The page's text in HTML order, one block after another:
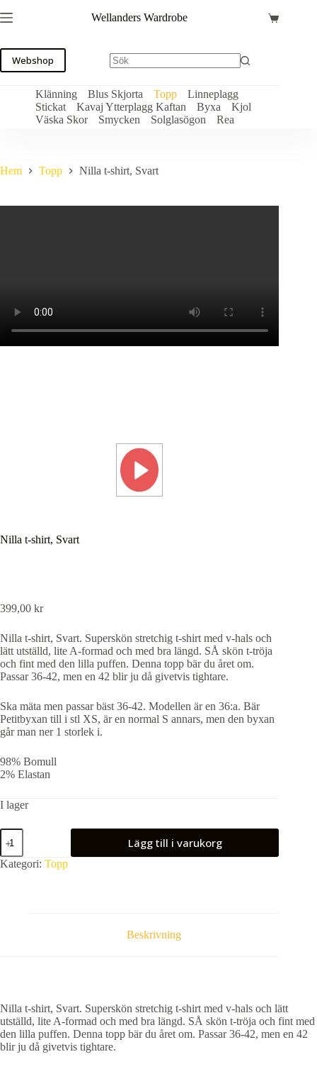
till
Wellanders Wardrobe Varukorg
Webshop
Klänning Blus Skjorta Topp
Linneplagg
Stickat
Kavaj Ytterplagg Kaftan Byxa
Kjol
Väska Skor
Smycken Solglasögon Rea
Hem Topp Nilla t-shirt, Svart
Nilla t-shirt, Svart
399,00 kr
Nilla t-shirt, Svart. Superskön stretchig t-shirt med v-hals och
lätt utställd, lite A-formad och med bra längd. SÅ skön t-tröja
och fint med den lilla puffen. Denna topp bär du året om.
Passar 36-42, men en 42 blir ju då givetvis tightare.
Ska mäta men passar bäst 36-42. Modellen är en 36:a. Bär
Petitbyxan till i stl XS, är en normal S annars, men den byxan
går man ner 1 storlek i.
98% Bomull
2% Elastan
I lager
Nilla
shirt,
Svart
Lägg till i varukorg
Kategori: Topp
Beskrivning
Nilla t-shirt, Svart. Superskön stretchig t-shirt med v-hals och lätt
utställd, lite A-formad och med bra längd. SÅ skön t-tröja och fint med
den lilla puffen. Denna topp bär du året om. Passar 36-42, men en 42
blir ju då givetvis tightare.